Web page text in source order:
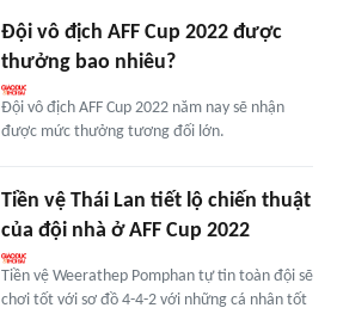
Đội vô địch AFF Cup 2022 được
thưởng bao nhiêu?
Đội vô địch AFF Cup 2022 năm nay sẽ nhận
được mức thưởng tương đối lớn.
Tiền vệ Thái Lan tiết lộ chiến thuật
của đội nhà ở AFF Cup 2022
Tiền vệ Weerathep Pomphan tự tin toàn đội sẽ
chơi tốt với sơ đồ 4-4-2 với những cá nhân tốt